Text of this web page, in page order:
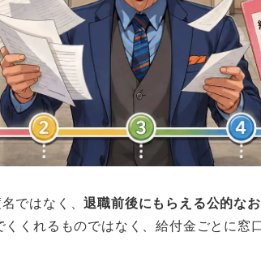
ではなく、退職前後にもらえる公的な
くれるものではなく、給付金ごとに窓